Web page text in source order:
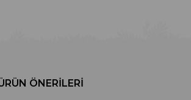
ÖNERILERI